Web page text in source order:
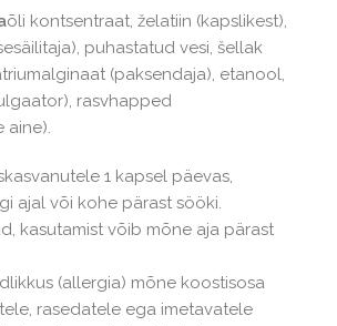
õli kontsentraat, želatiin (kapslikest),
puhastatud vesi, šellak
(paksendaja), etanool,
rasvhapped
aine).
1 kapsel päevas,
ajal või kohe pärast sööki.
kasutamist võib mõne aja pärast
(allergia) mõne koostisosa
rasedatele ega imetavatele